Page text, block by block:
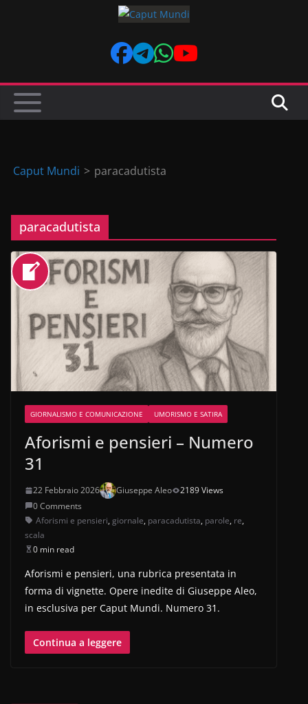
Caput Mundi > paracadutista
paracadutista
GIORNALISMO E COMUNICAZIONE UMORISMO E SATIRA
Aforismi e pensieri – Numero
31
22 Febbraio 2026 Giuseppe Aleo
2189 Views
0 Comments
Aforismi e pensieri, giornale, paracadutista, parole, re,
scala
0 min read
Aforismi e pensieri, una rubrica presentata in
forma di vignette. Opere inedite di Giuseppe Aleo,
in esclusiva per Caput Mundi. Numero 31.
Continua a leggere